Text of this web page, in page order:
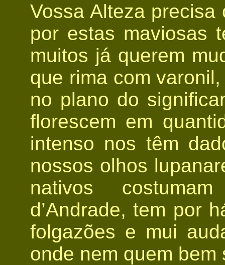
Vossa Alteza
por estas maviosas
muitos já querem
que rima com
no plano do
florescem em
intenso nos têm
nossos olhos
nativos
d’Andrade, tem por
folgazões e mui
onde nem quem bem